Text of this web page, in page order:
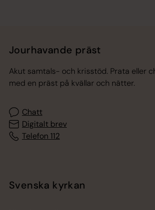
Jourhavande präst
Akut samtals- och krisstöd. Prata eller
med en präst på kvällar och nätter.
Chatt
Digitalt brev
Telefon 112
Svenska kyrkan